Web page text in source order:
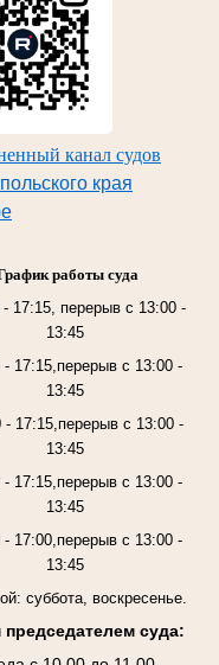
канал судов
края
работы суда
17:15, перерыв с 13:00 -
13:45
- 17:15,перерыв с 13:00 -
13:45
- 17:15,перерыв с 13:00 -
13:45
- 17:15,перерыв с 13:00 -
13:45
- 17:00,перерыв с 13:00 -
13:45
суббота, воскресенье.
суда: